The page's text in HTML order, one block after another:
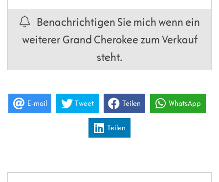
Benachrichtigen Sie mich wenn ein
weiterer Grand Cherokee zum Verkauf
steht.
E-mail Tweet Teilen WhatsApp
Teilen